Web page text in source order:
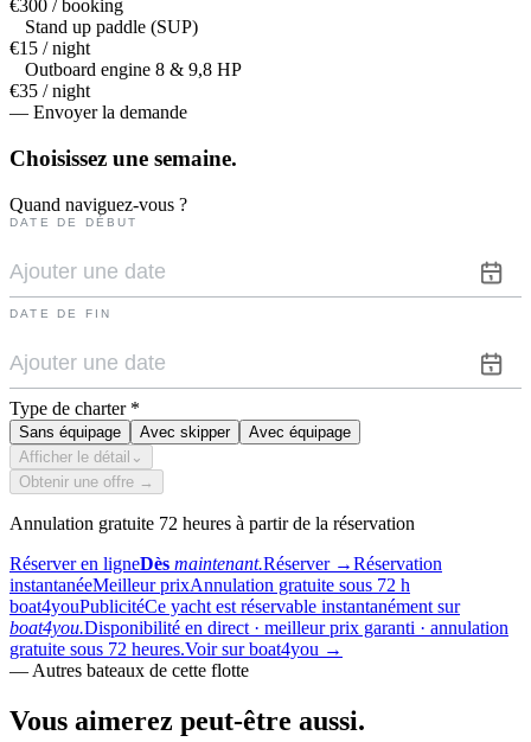
€300 / booking
Stand up paddle (SUP)
€15 / night
Outboard engine 8 & 9,8 HP
€35 / night
— Envoyer la demande
Choisissez une semaine.
Quand naviguez-vous ?
DATE DE DÉBUT
DATE DE FIN
Type de charter *
Sans équipage Avec skipper
Avec équipage
Afficher le détail ⌄
Obtenir une offre →
Annulation gratuite 72 heures à partir de la réservation
Réserver en ligneDès maintenant.Réserver →Réservation
instantanéeMeilleur prixAnnulation gratuite sous 72 h
boat4youPublicitéCe yacht est réservable instantanément sur
boat4you.Disponibilité en direct · meilleur prix garanti · annulation
gratuite sous 72 heures.Voir sur boat4you →
— Autres bateaux de cette flotte
Vous aimerez peut-être aussi.